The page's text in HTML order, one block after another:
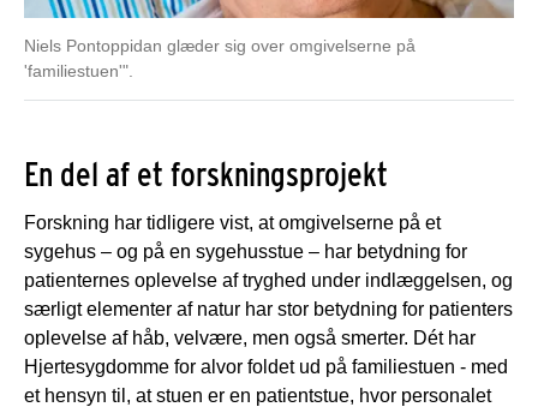
Niels Pontoppidan glæder sig over omgivelserne på
'familiestuen'".
En del af et forskningsprojekt
Forskning har tidligere vist, at omgivelserne på et
sygehus – og på en sygehusstue – har betydning for
patienternes oplevelse af tryghed under indlæggelsen, og
særligt elementer af natur har stor betydning for patienters
oplevelse af håb, velvære, men også smerter. Dét har
Hjertesygdomme for alvor foldet ud på familiestuen - med
et hensyn til, at stuen er en patientstue, hvor personalet